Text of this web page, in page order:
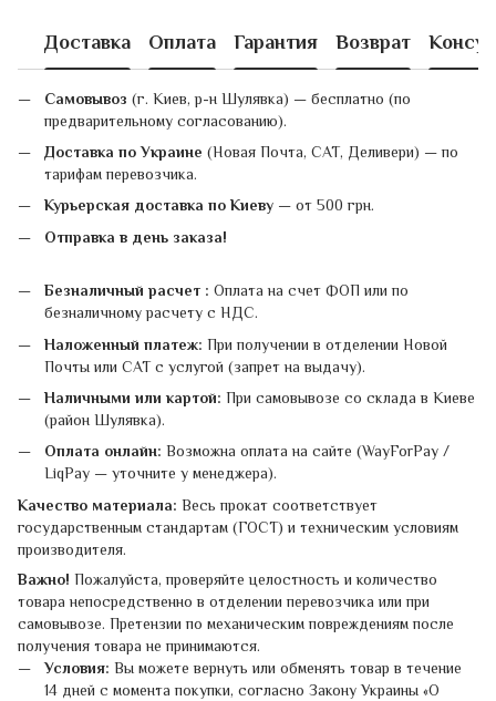
Доставка Оплата Гарантия Возврат
Самовывоз (г. Киев, р-н Шулявка) — бесплатно (по
предварительному согласованию).
Доставка по Украине (Новая Почта, САТ, Деливери) — по
тарифам перевозчика.
Курьерская доставка по Киеву — от 500 грн.
Отправка в день заказа!
Безналичный расчет : Оплата на счет ФОП или по
безналичному расчету с НДС.
Наложенный платеж: При получении в отделении Новой
Почты или САТ с услугой (запрет на выдачу).
Наличными или картой: При самовывозе со склада в Киеве
(район Шулявка).
Оплата онлайн: Возможна оплата на сайте (WayForPay /
LiqPay — уточните у менеджера).
Качество материала: Весь прокат соответствует
государственным стандартам (ГОСТ) и техническим условиям
производителя.
Важно! Пожалуйста, проверяйте целостность и количество
товара непосредственно в отделении перевозчика или при
самовывозе. Претензии по механическим повреждениям после
получения товара не принимаются.
Условия: Вы можете вернуть или обменять товар в течение
14 дней с момента покупки, согласно Закону Украины «О